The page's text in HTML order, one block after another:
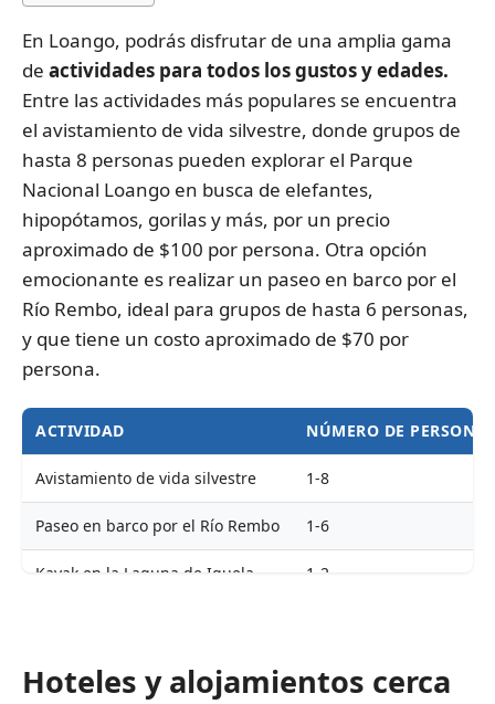
En Loango, podrás disfrutar de una amplia gama
de actividades para todos los gustos y edades.
Entre las actividades más populares se encuentra
el avistamiento de vida silvestre, donde grupos de
hasta 8 personas pueden explorar el Parque
Nacional Loango en busca de elefantes,
hipopótamos, gorilas y más, por un precio
aproximado de $100 por persona. Otra opción
emocionante es realizar un paseo en barco por el
Río Rembo, ideal para grupos de hasta 6 personas,
y que tiene un costo aproximado de $70 por
persona.
ACTIVIDAD NÚMERO DE
Avistamiento de vida silvestre 1-8
Paseo en barco por el Río Rembo 1-6
Kayak en la Laguna de Iguela 1-2
Hoteles y alojamientos cerca